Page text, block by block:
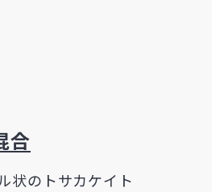
合
状のトサカケイト